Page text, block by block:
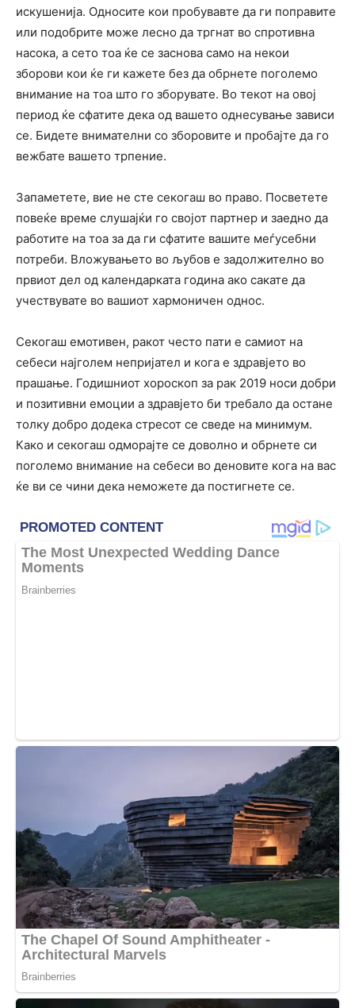
искушенија. Односите кои пробувавте да ги поправите
или подобрите може лесно да тргнат во спротивна
насока, а сето тоа ќе се заснова само на некои
зборови кои ќе ги кажете без да обрнете поголемо
внимание на тоа што го зборувате. Во текот на овој
период ќе сфатите дека од вашето однесување зависи
се. Бидете внимателни со зборовите и пробајте да го
вежбате вашето трпение.
Запаметете, вие не сте секогаш во право. Посветете
повеќе време слушајќи го својот партнер и заедно да
работите на тоа за да ги сфатите вашите меѓусебни
потреби. Вложувањето во љубов е задолжително во
првиот дел од календарката година ако сакате да
учествувате во вашиот хармоничен однос.
Секогаш емотивен, ракот често пати е самиот на
себеси најголем непријател и кога е здравјето во
прашање. Годишниот хороскоп за рак 2019 носи добри
и позитивни емоции а здравјето би требало да остане
толку добро додека стресот се сведе на минимум.
Како и секогаш одморајте се доволно и обрнете си
поголемо внимание на себеси во деновите кога на вас
ќе ви се чини дека неможете да постигнете се.